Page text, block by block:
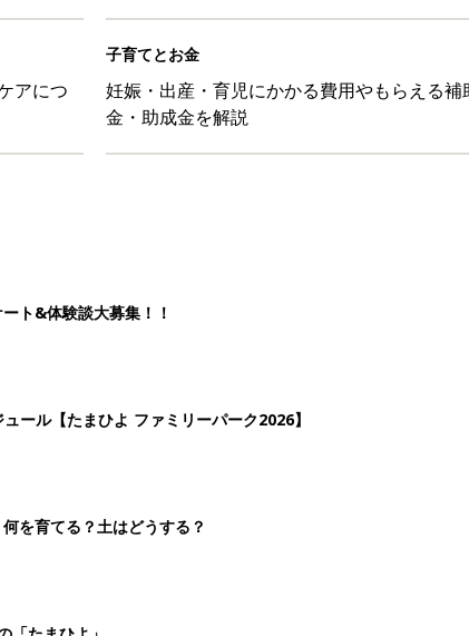
ール【たまひよ ファミリーパーク2026】
を育てる？土はどうする？
2 3 4 5 >